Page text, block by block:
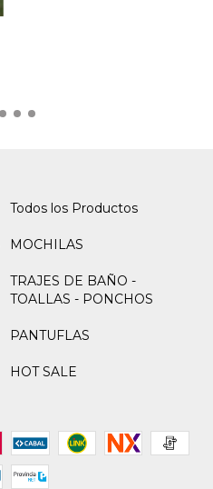
Todos los Productos
MOCHILAS
TRAJES DE BAÑO -
TOALLAS - PONCHOS
PANTUFLAS
HOT SALE